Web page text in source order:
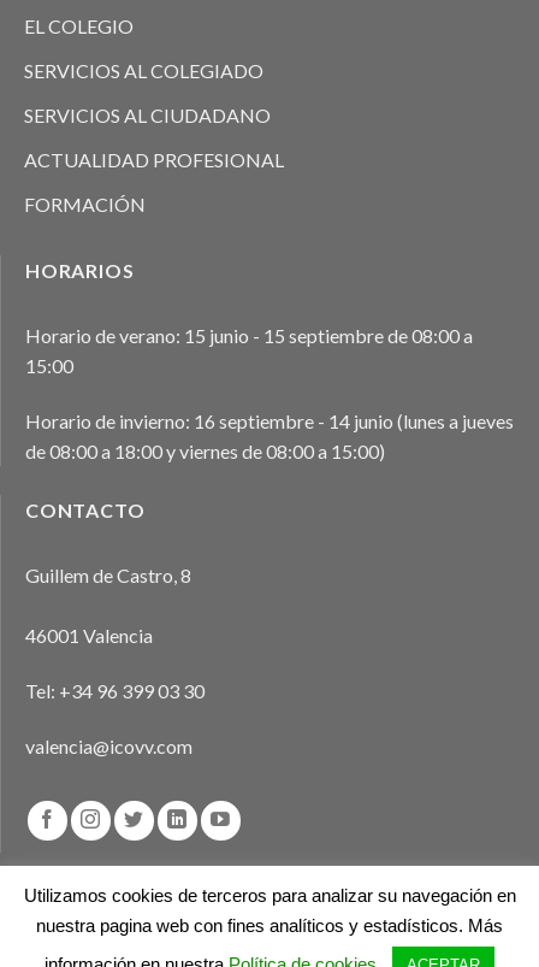
EL COLEGIO
SERVICIOS AL COLEGIADO
SERVICIOS AL CIUDADANO
ACTUALIDAD PROFESIONAL
FORMACIÓN
HORARIOS
Horario de verano: 15 junio - 15 septiembre de 08:00 a
15:00
Horario de invierno: 16 septiembre - 14 junio (lunes a jueves
de 08:00 a 18:00 y viernes de 08:00 a 15:00)
CONTACTO
Guillem de Castro, 8
46001 Valencia
Tel: +34 96 399 03 30
valencia@icovv.com
Aviso legal Política de privacidad Política de cookies
Utilizamos cookies de terceros para analizar su navegación en
nuestra pagina web con fines analíticos y estadísticos. Más